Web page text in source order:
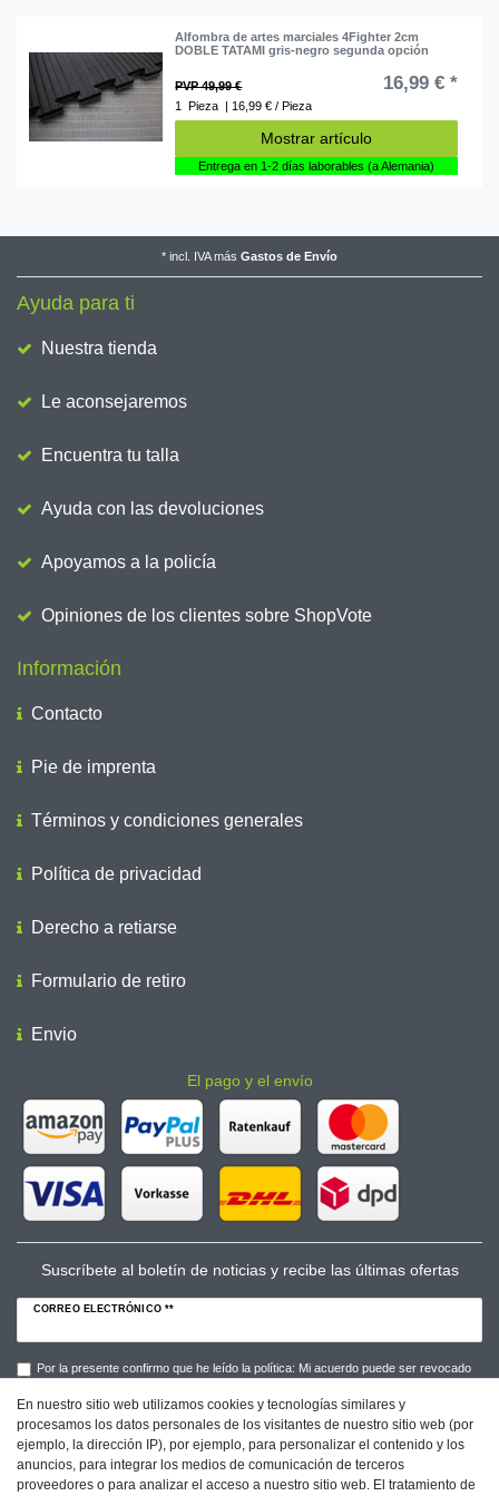
Alfombra de artes marciales 4Fighter 2cm
DOBLE TATAMI gris-negro segunda opción
PVP 49,99 € 16,99 € *
1 Pieza | 16,99 € / Pieza
Mostrar artículo
Entrega en 1-2 días laborables (a Alemania)
* incl. IVAmás Gastos de Envío
Ayuda para ti
Nuestra tienda
Le aconsejaremos
Encuentra tu talla
Ayuda con las devoluciones
Apoyamos a la policía
Opiniones de los clientes sobre ShopVote
Información
Contacto
Pie de imprenta
Términos y condiciones generales
Política de privacidad
Derecho a retiarse
Formulario de retiro
Envio
El pago y el envío
Suscríbete al boletín de noticias y recibe las últimas ofertas
CORREO ELECTRÓNICO **
Por la presente confirmo que he leído la política: Mi acuerdo puede ser revocado
Suscribirse a
En nuestro sitio web utilizamos cookies y tecnologías similares y
procesamos los datos personales de los visitantes de nuestro sitio web (por
ejemplo, la dirección IP), por ejemplo, para personalizar el contenido y los
anuncios, para integrar los medios de comunicación de terceros
proveedores o para analizar el acceso a nuestro sitio web. El tratamiento de